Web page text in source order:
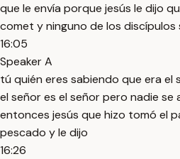
que le envía porque jesús le dijo
comet y ninguno de los
16:05
Speaker A
tú quién eres sabiendo que era el
el señor es el señor pero nadie
entonces jesús que hizo tomó el
pescado y le dijo
16:26